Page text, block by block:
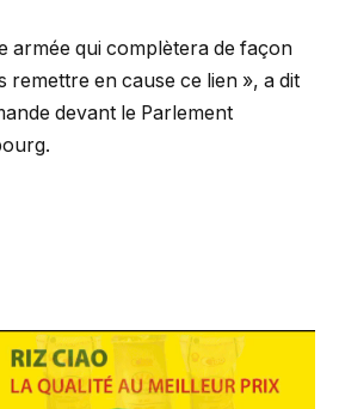
armée qui complètera de façon
remettre en cause ce lien », a dit
devant le Parlement